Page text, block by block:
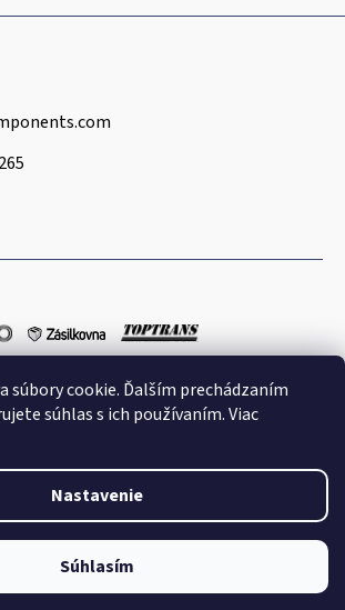
súbory cookie. Ďalším prechádzaním
súhlas s ich používaním. Viac
Nastavenie
Súhlasím
Shoptet
Components. Všetky práva vyhradené.